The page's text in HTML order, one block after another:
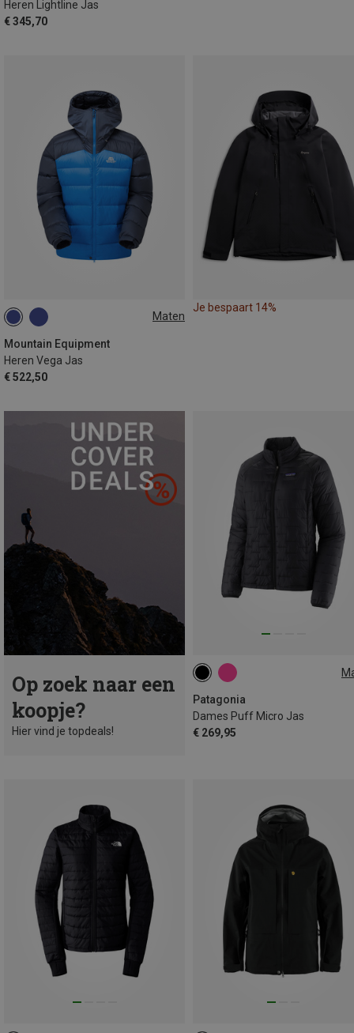
Heren Lightline Jas
€ 345,70
Maten
Mountain Equipment
Heren Vega Jas
€ 522,50
S M
Je bespaart 14%
Op zoek naar een
koopje?
Hier vind je topdeals!
Patagonia
Dames Puff Micro Jas
€ 269,95
XS S